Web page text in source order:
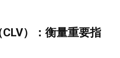
）：衡量重要指